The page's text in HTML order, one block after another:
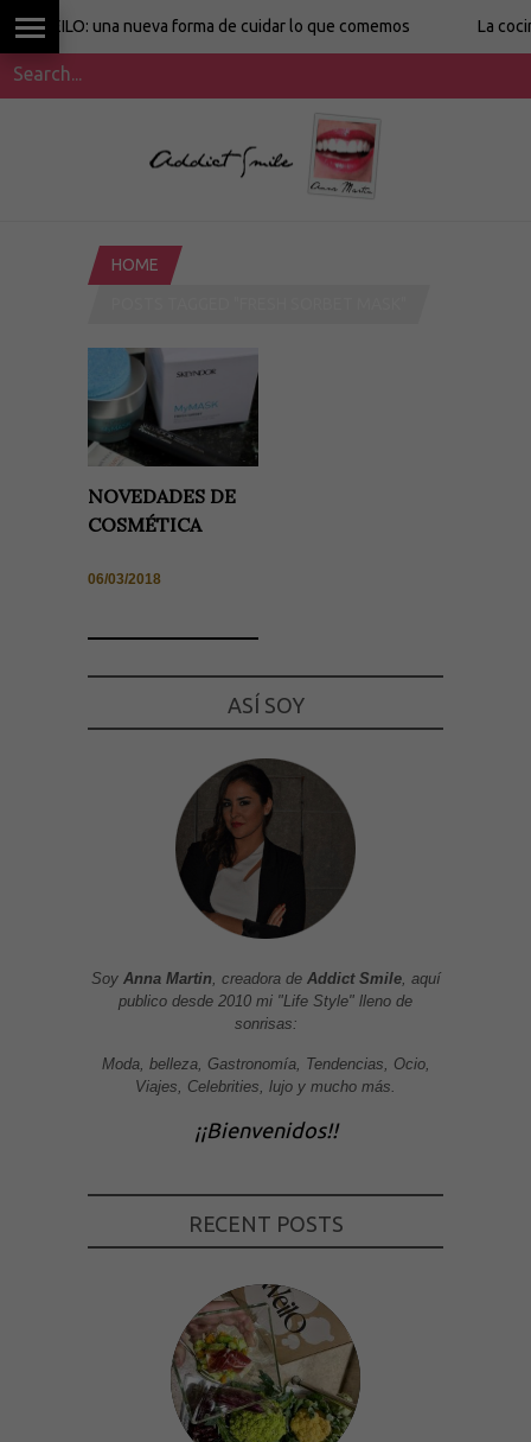
una nueva forma de cuidar lo que comemos La cocina
HOME
NOVEDADES DE
COSMÉTICA
06/03/2018
ASÍ SOY
Soy Anna Martin , creadora de Addict Smile, aquí
publico desde 2010 mi "Life Style" lleno de
sonrisas:
Moda, belleza, Gastronomía, Tendencias, Ocio,
Viajes, Celebrities, lujo y mucho más.
¡¡Bienvenidos!!
RECENT POSTS